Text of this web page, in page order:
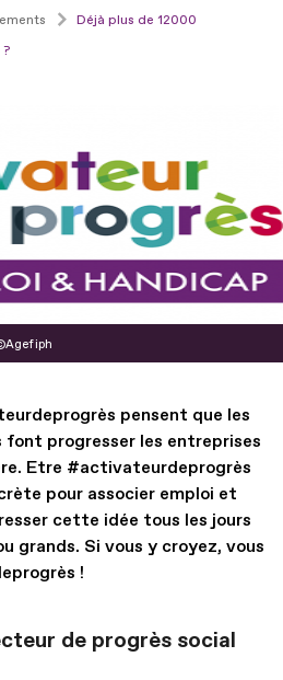
Déjà plus de 12000
Agefiph
pensent que les
font progresser les entreprises
Etre #activateurdeprogrès
pour associer emploi et
cette idée tous les jours
grands. Si vous y croyez, vous
!
de progrès social